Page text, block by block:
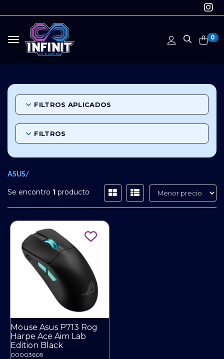
0
Toggle navigation
FILTROS APLICADOS
FILTROS
ASUS/
Se encontro 1 producto
Mouse Asus P713 Rog
Harpe Ace Aim Lab
Edition Black
00003609